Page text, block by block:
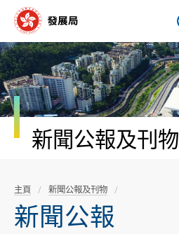
容
開
始
新聞公報及刊物
主頁 新聞公報及刊物
新聞公報